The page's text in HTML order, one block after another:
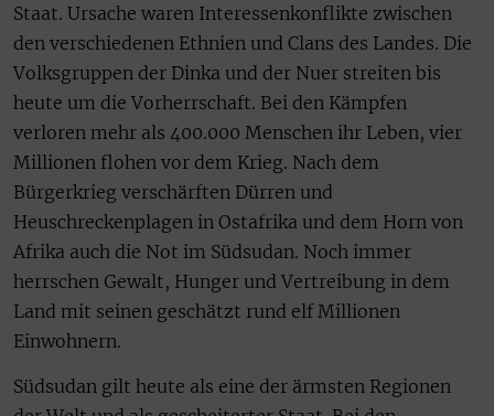
Staat. Ursache waren Interessenkonflikte zwischen
den verschiedenen Ethnien und Clans des Landes. Die
Volksgruppen der Dinka und der Nuer streiten bis
heute um die Vorherrschaft. Bei den Kämpfen
verloren mehr als 400.000 Menschen ihr Leben, vier
Millionen flohen vor dem Krieg. Nach dem
Bürgerkrieg verschärften Dürren und
Heuschreckenplagen in Ostafrika und dem Horn von
Afrika auch die Not im Südsudan. Noch immer
herrschen Gewalt, Hunger und Vertreibung in dem
Land mit seinen geschätzt rund elf Millionen
Einwohnern.
Südsudan gilt heute als eine der ärmsten Regionen